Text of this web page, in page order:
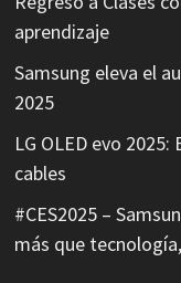
aprendizaje
Samsung eleva el
2025
LG OLED evo
cables
#CES2025 –
más que